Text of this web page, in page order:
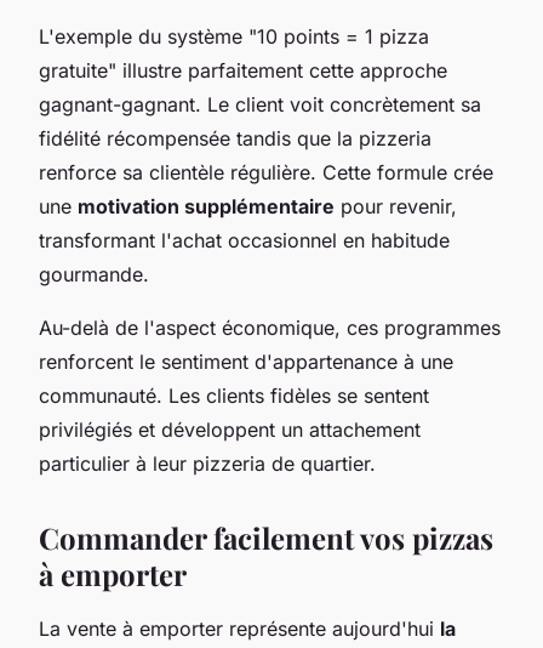
L'exemple du système "10 points = 1 pizza
gratuite" illustre parfaitement cette approche
gagnant-gagnant. Le client voit concrètement sa
fidélité récompensée tandis que la pizzeria
renforce sa clientèle régulière. Cette formule crée
une motivation supplémentaire pour revenir,
transformant l'achat occasionnel en habitude
gourmande.
Au-delà de l'aspect économique, ces programmes
renforcent le sentiment d'appartenance à une
communauté. Les clients fidèles se sentent
privilégiés et développent un attachement
particulier à leur pizzeria de quartier.
Commander facilement vos pizzas
à emporter
La vente à emporter représente aujourd'hui la